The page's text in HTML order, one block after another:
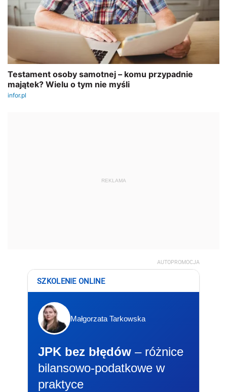
REKLAMA
AUTOPROMOCJA
SZKOLENIE ONLINE
Małgorzata Tarkowska
JPK bez błędów – różnice
bilansowo-podatkowe w
praktyce